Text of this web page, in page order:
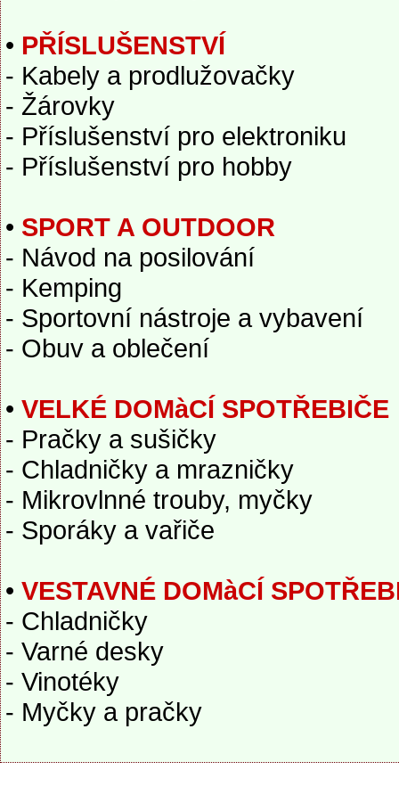
• PŘÍSLUŠENSTVÍ
- Kabely a prodlužovačky
- Žárovky
- Příslušenství pro elektroniku
- Příslušenství pro hobby
• SPORT A OUTDOOR
- Návod na posilování
- Kemping
- Sportovní nástroje a vybavení
- Obuv a oblečení
• VELKÉ DOMàCÍ SPOTŘEBIČE
- Pračky a sušičky
- Chladničky a mrazničky
- Mikrovlnné trouby, myčky
- Sporáky a vařiče
• VESTAVNÉ DOMàCÍ
- Chladničky
- Varné desky
- Vinotéky
- Myčky a pračky